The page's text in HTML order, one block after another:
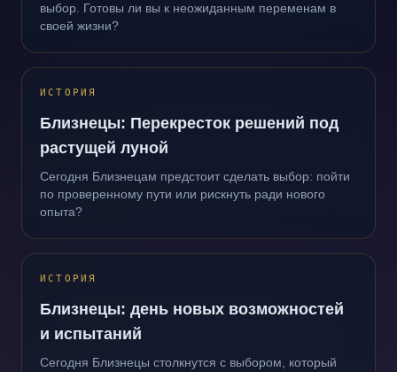
выбор. Готовы ли вы к неожиданным переменам в
своей жизни?
ИСТОРИЯ
Близнецы: Перекресток решений под
растущей луной
Сегодня Близнецам предстоит сделать выбор: пойти
по проверенному пути или рискнуть ради нового
опыта?
ИСТОРИЯ
Близнецы: день новых возможностей
и испытаний
Сегодня Близнецы столкнутся с выбором, который